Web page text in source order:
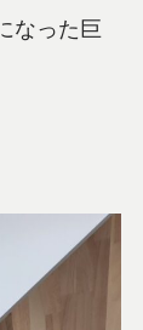
なった巨